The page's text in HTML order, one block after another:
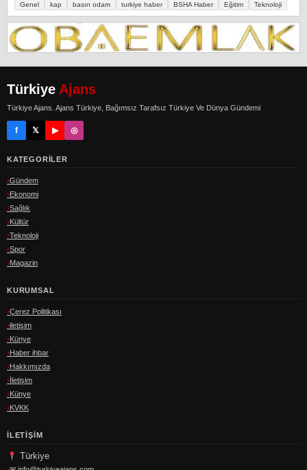
Genel
kap basın odam turkiye haber BSHA Haber Eğitim Teknoloji
Türkiye Ajans
Türkiye Ajans. Ajans Türkiye, Bağımsız Tarafsız Türkiye Ve Dünya Gündemi
f 𝕏 ▶ ◎
KATEGORILER
Gündem
Ekonomi
Sağlık
Kültür
Teknoloji
Spor
Magazin
KURUMSAL
Çerez Politikası
iletişim
Künye
Haber ihbar
Hakkımızda
İletişim
Künye
KVKK
İLETIŞIM
Türkiye